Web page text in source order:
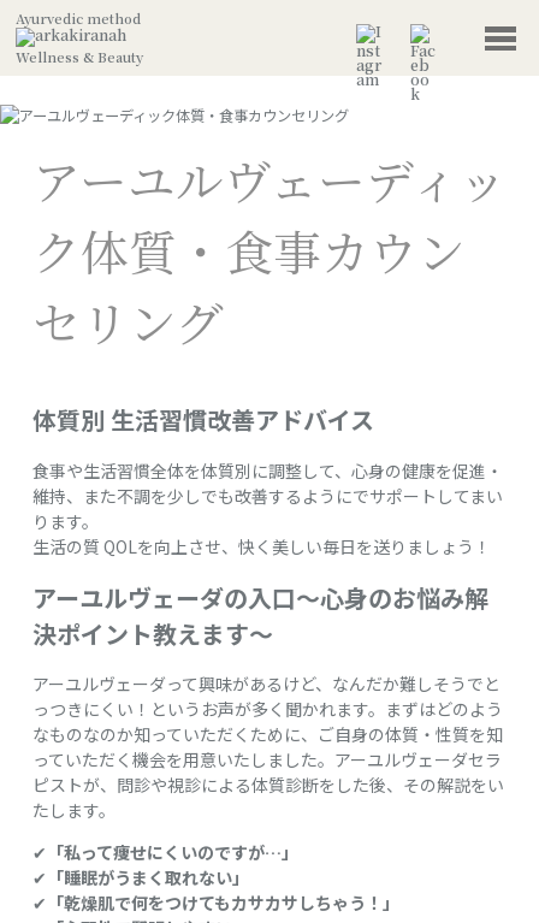
Ayurvedic method
Wellness & Beauty
アーユルヴェーディッ
ク体質・⾷事カウン
セリング
体質別 生活習慣改善アドバイス
食事や生活習慣全体を体質別に調整して、心身の健康を促進・
維持、また不調を少しでも改善するようにでサポートしてまい
ります。
生活の質 QOLを向上させ、快く美しい毎日を送りましょう！
アーユルヴェーダの入口～心身のお悩み解
決ポイント教えます～
アーユルヴェーダって興味があるけど、なんだか難しそうでと
っつきにくい！というお声が多く聞かれます。まずはどのよう
なものなのか知っていただくために、ご自身の体質・性質を知
っていただく機会を用意いたしました。アーユルヴェーダセラ
ピストが、問診や視診による体質診断をした後、その解説をい
たします。
✔ 「私って痩せにくいのですが…」
✔ 「睡眠がうまく取れない」
✔ 「乾燥肌で何をつけてもカサカサしちゃう！」